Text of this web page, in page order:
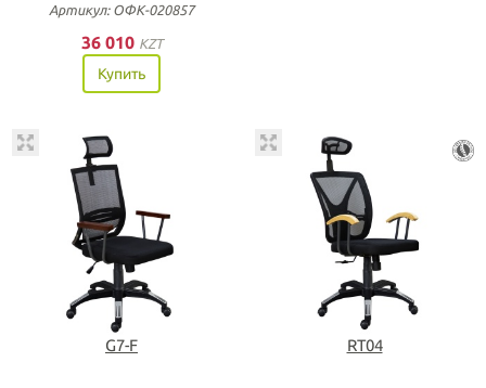
Артикул: ОФК-020857
36 010 KZT
Купить
G7-F RT04